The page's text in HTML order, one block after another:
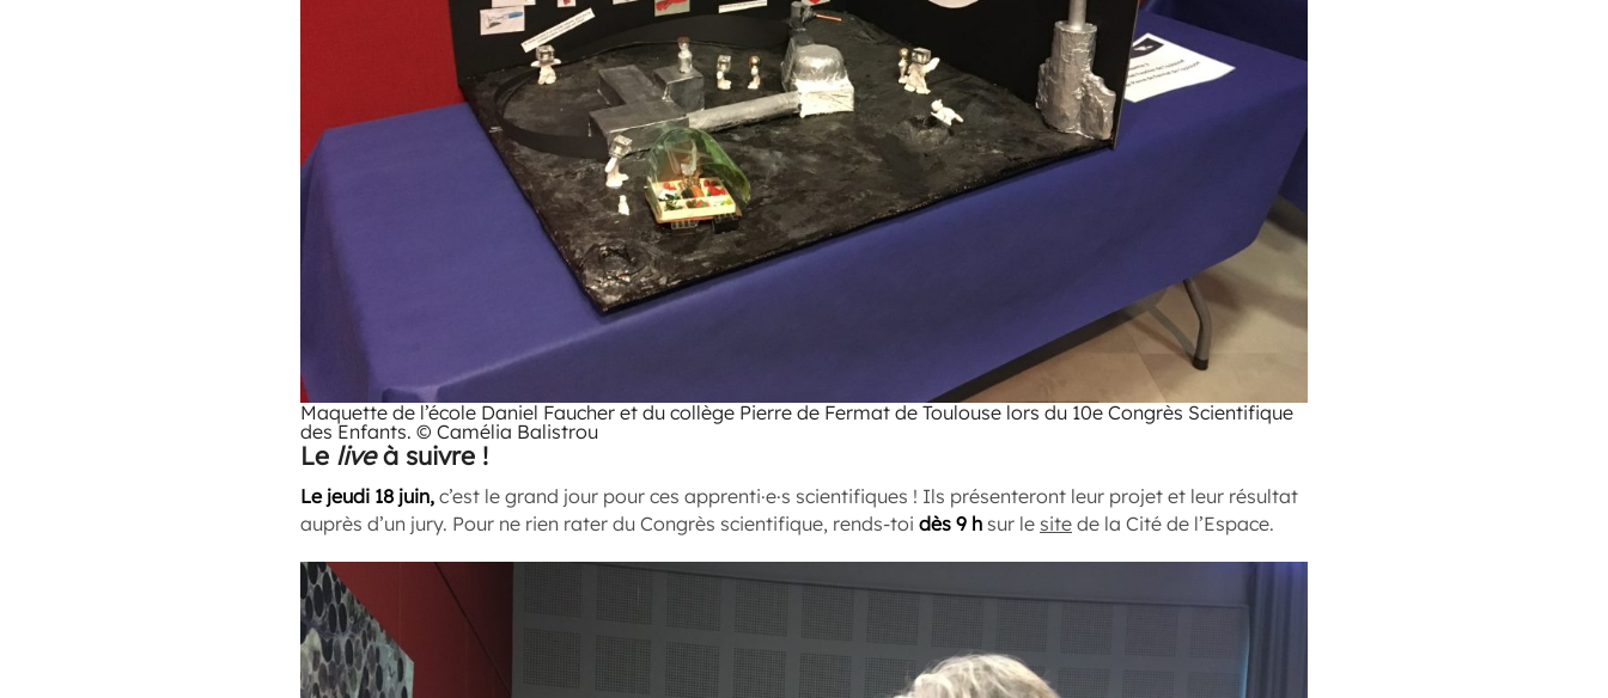
Maquette de l’école Daniel Faucher et du collège Pierre de Fermat de Toulouse lors du 10e Congrès Scientifique
des Enfants. © Camélia Balistrou
Le liveà suivre !
Le jeudi 18 juin, c’est le grand jour pour ces apprenti·e·s scientifiques ! Ils présenteront leur projet et leur résultat
auprès d’un jury. Pour ne rien rater du Congrès scientifique, rends-toi dès 9 h sur le site de la Cité de l’Espace.